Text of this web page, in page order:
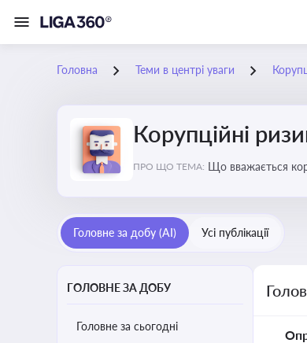
Головна Теми в центрі уваги
Корупційні
ПРО ЩО ТЕМА: Що вважається
Головне за добу (AI) Усі публікації
ГОЛОВНЕ ЗА ДОБУ
Головне за сьогодні